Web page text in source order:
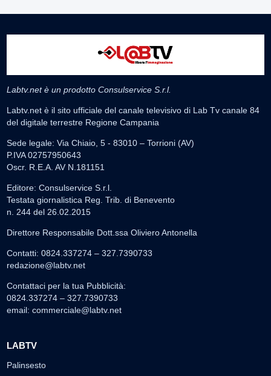
Labtv.net è un prodotto Consulservice S.r.l.
Labtv.net è il sito ufficiale del canale televisivo di Lab Tv canale 84
del digitale terrestre Regione Campania
Sede legale: Via Chiaio, 5 - 83010 – Torrioni (AV)
P.IVA 02757950643
Oscr. R.E.A. AV N.181151
Editore: Consulservice S.r.l.
Testata giornalistica Reg. Trib. di Benevento
n. 244 del 26.02.2015
Direttore Responsabile Dott.ssa Oliviero Antonella
Contatti: 0824.337274 – 327.7390733
redazione@labtv.net
Contattaci per la tua Pubblicità:
0824.337274 – 327.7390733
email: commerciale@labtv.net
LABTV
Palinsesto